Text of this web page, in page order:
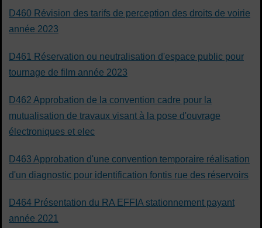
D460 Révision des tarifs de perception des droits de voirie
année 2023
D461 Réservation ou neutralisation d'espace public pour
tournage de film année 2023
D462 Approbation de la convention cadre pour la
mutualisation de travaux visant à la pose d'ouvrage
électroniques et elec
D463 Approbation d'une convention temporaire réalisation
d'un diagnostic pour identification fontis rue des réservoirs
D464 Présentation du RA EFFIA stationnement payant
année 2021